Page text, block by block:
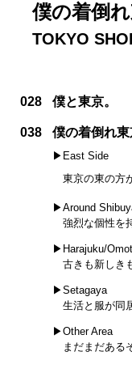
僕の着倒れ
TOKYO
028 僕と東京。
038 僕の着倒れ東
▶︎East Side
東京の東の方
▶︎Around
強烈な個性を
▶︎Harajuku/
古きも新しき
▶︎Setagaya
生活と服が同
▶︎Other Area
まだまだある